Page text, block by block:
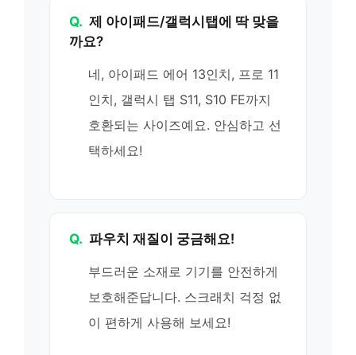
Q. 제 아이패드/갤럭시탭에 딱 맞을
까요?
네, 아이패드 에어 13인치, 프로 11
인치, 갤럭시 탭 S11, S10 FE까지
호환되는 사이즈예요. 안심하고 선
택하세요!
Q. 파우치 재질이 궁금해요!
부드러운 소재로 기기를 안전하게
보호해준답니다. 스크래치 걱정 없
이 편하게 사용해 보세요!